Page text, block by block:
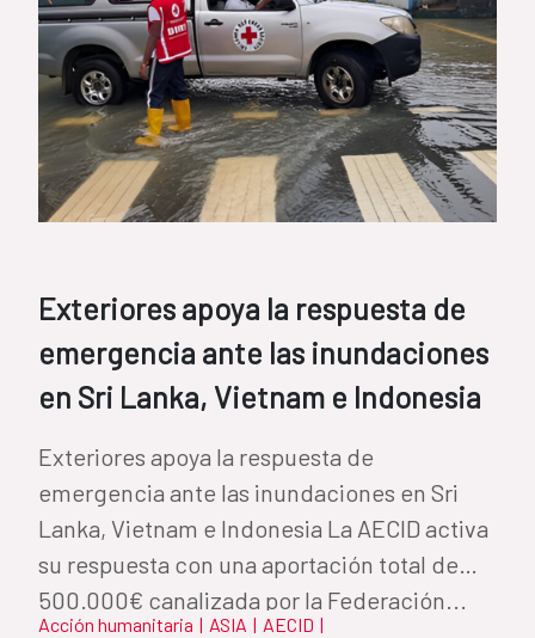
Exteriores apoya la respuesta de
emergencia ante las inundaciones
en Sri Lanka, Vietnam e Indonesia
Exteriores apoya la respuesta de
emergencia ante las inundaciones en Sri
Lanka, Vietnam e Indonesia La AECID activa
su respuesta con una aportación total de
500.000€ canalizada por la Federación...
Acción humanitaria | ASIA | AECID |